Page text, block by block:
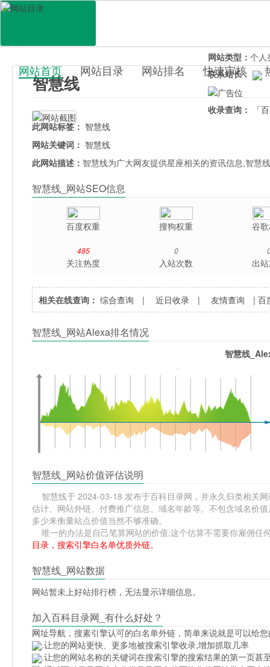
百科目录
网站首页 网站目录 网站排名 快速审核
智慧线
网站类型： 个人
联系站长：
收录查询：
「
此网站标签： 智慧线
网站关键词： 智慧线
此网站描述： 智慧线为广大网友提供星座相关的资讯信息,智慧
智慧线_网站SEO信息
百度权重 搜狗权重 谷
485
关注热度
0
入站次数 出
相关在线查询： 综合查询 |近日收录 |友情查询 |百
智慧线_网站Alexa排名情况
智慧线
智慧线_网站价值评估说明
智慧线于 2024-03-18 发布于百科目录网，并永久归类相关
估计、网站外链、付费推广信息、域名年龄等。不包含域名价
多少来衡量站点价值当然不够准确。
唯一的办法是自己笔算网站的价值,这个估算不需要你雇佣任
目录，搜索引擎白名单优质外链。
智慧线_网站数据
网站暂未上好站排行榜，无法显示详细信息。
加入百科目录网_有什么好处？
网址导航 ，搜素引擎认可的白名单外链，简单来说就是可以给
.让您的网站更快、更多地被搜索引擎收录,增加抓取几率
.让您的网站名称的关键词在搜索引擎的搜索结果的第一页甚